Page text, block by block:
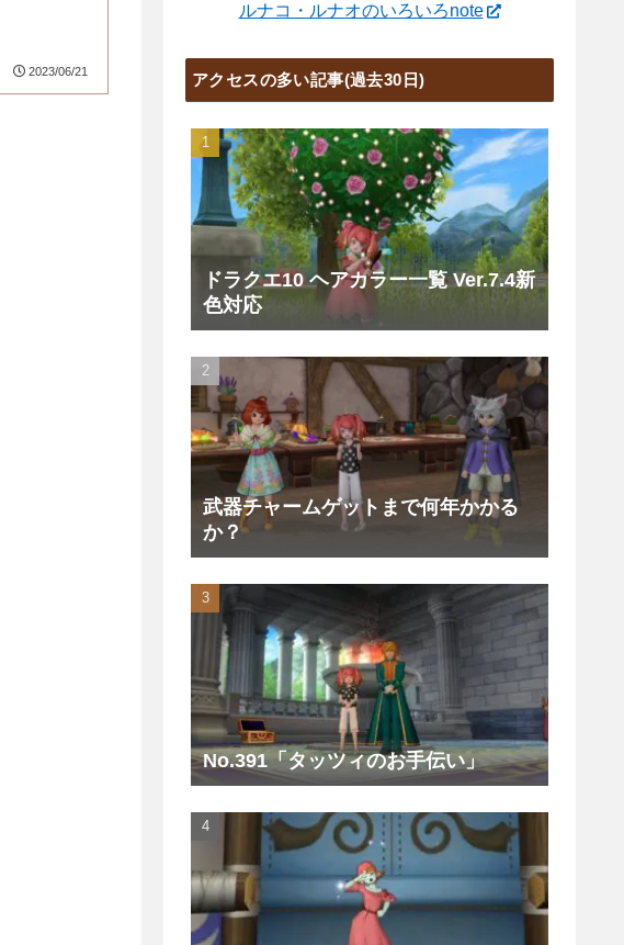
2023/06/21
ルナコ・ルナオのいろいろnote
アクセスの多い記事(過去30日)
ドラクエ10 ヘアカラー一覧 Ver.7.4新
色対応
武器チャームゲットまで何年かかる
か？
No.391「タッツィのお手伝い」